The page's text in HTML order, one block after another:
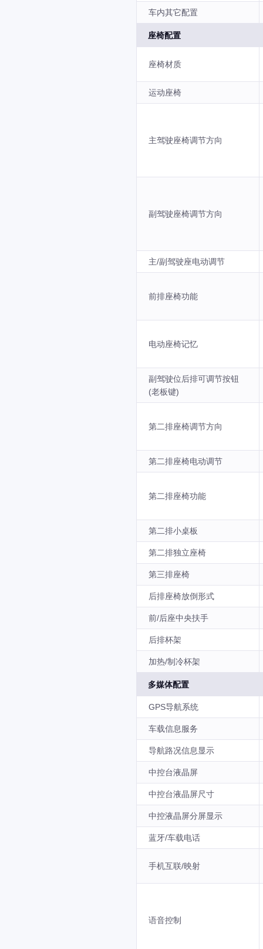
车内其它配置
座椅配置
座椅材质
运动座椅
主驾驶座椅调节方向
副驾驶座椅调节方向
主/副驾驶座电动调节
前排座椅功能
电动座椅记忆
副驾驶位后排可调节按钮
(老板键)
第二排座椅调节方向
第二排座椅电动调节
第二排座椅功能
第二排小桌板
第二排独立座椅
第三排座椅
后排座椅放倒形式
前/后座中央扶手
后排杯架
加热/制冷杯架
多媒体配置
GPS导航系统
车载信息服务
导航路况信息显示
中控台液晶屏
中控台液晶屏尺寸
中控液晶屏分屏显示
蓝牙/车载电话
手机互联/映射
语音控制